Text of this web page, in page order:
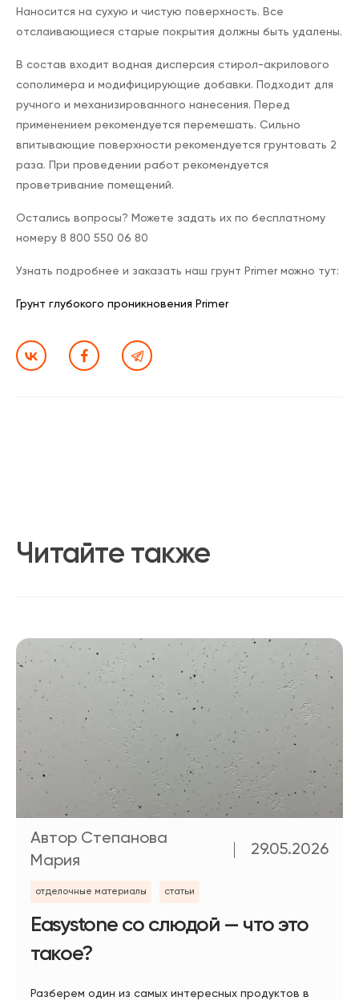
Наносится на сухую и чистую поверхность. Все
отслаивающиеся старые покрытия должны быть удалены.
В состав входит водная дисперсия стирол-акрилового
сополимера и модифицирующие добавки. Подходит для
ручного и механизированного нанесения. Перед
применением рекомендуется перемешать. Сильно
впитывающие поверхности рекомендуется грунтовать 2
раза. При проведении работ рекомендуется
проветривание помещений.
Остались вопросы? Можете задать их по бесплатному
номеру 8 800 550 06 80
Узнать подробнее и заказать наш грунт Primer можно тут:
Грунт глубокого проникновения Primer
Читайте также
Автор Степанова
Мария
29.05.2026
отделочные материалы статьи
Easystone со слюдой — что это
такое?
Разберем один из самых интересных продуктов в